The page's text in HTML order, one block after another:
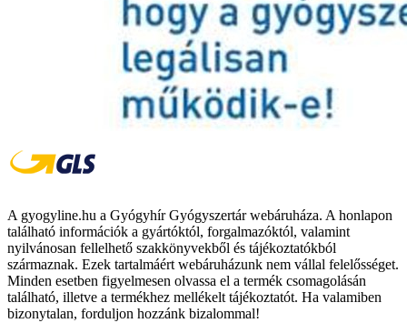
A gyogyline.hu a Gyógyhír Gyógyszertár webáruháza. A honlapon
található információk a gyártóktól, forgalmazóktól, valamint
nyilvánosan fellelhető szakkönyvekből és tájékoztatókból
származnak. Ezek tartalmáért webáruházunk nem vállal felelősséget.
Minden esetben figyelmesen olvassa el a termék csomagolásán
található, illetve a termékhez mellékelt tájékoztatót. Ha valamiben
bizonytalan, forduljon hozzánk bizalommal!